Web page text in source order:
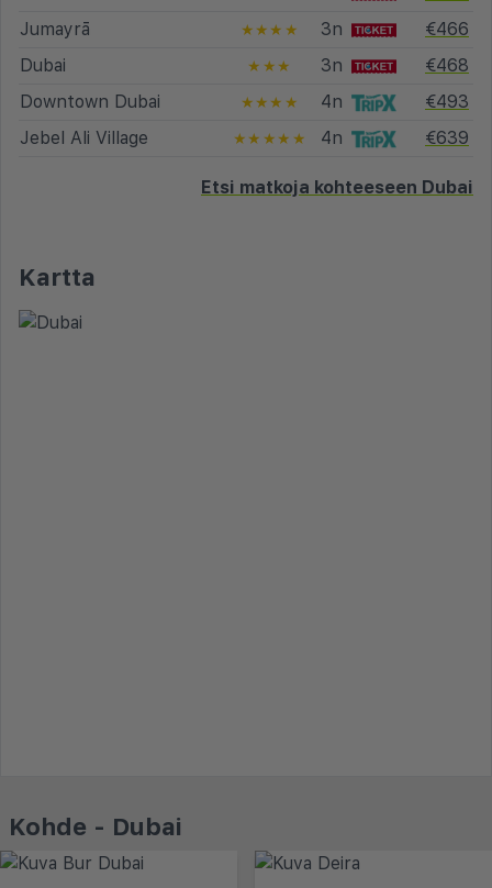
Jumayrā
★★★★ 3n
€466
Dubai
★★★ 3n
€468
Downtown Dubai
★★★★ 4n
€493
Jebel Ali Village
★★★★★ 4n €639
Etsi matkoja kohteeseen Dubai
Kartta
Kohde - Dubai